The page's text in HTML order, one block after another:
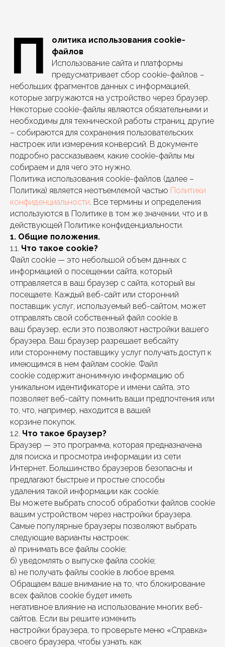
П
олитика использования cookie-
файлов
Использование сайта и платформы
предусматривает сбор cookie-файлов –
небольших фрагментов данных с информацией,
которые загружаются на устройство через браузер.
Некоторые cookie-файлы являются обязательными и
необходимы для технической работы страниц, другие
– собираются для сохранения пользовательских
настроек или измерения конверсий. В документе
подробно рассказываем, какие cookie-файлы мы
собираем и для чего это нужно.
Политика использования cookie-файлов (далее –
Политика) является неотъемлемой частью Политики
конфиденциальности. Все термины и определения
используются в Политике в том же значении, что и в
действующей Политике конфиденциальности.
1. Общие положения.
1.1. Что такое cookie?
Файл cookie — это небольшой объем данных с
информацией о посещении сайта, который
отправляется в ваш браузер с сайта, который вы
посещаете. Каждый веб-сайт или сторонний
поставщик услуг, используемый веб-сайтом, может
отправлять свой собственный файл cookie в
ваш браузер, если это позволяют настройки вашего
браузера. Ваш браузер разрешает вебсайту
или стороннему поставщику услуг получать доступ к
имеющимся в нем файлам cookie. Файл
cookie содержит анонимную информацию об
уникальном идентификаторе и имени сайта, это
позволяет веб-сайту помнить ваши предпочтения или
то, что, например, находится в вашей
корзине покупок.
1.2. Что такое браузер?
Браузер — это программа, которая предназначена
для поиска и просмотра информации из сети
Интернет. Большинство браузеров безопасны и
предлагают быстрые и простые способы
удаления такой информации как cookie.
Вы можете выбрать способ обработки файлов cookie
вашим устройством через настройки браузера.
Самые популярные браузеры позволяют выбрать
следующие варианты настроек:
а) принимать все файлы cookie;
б) уведомлять о выпуске файла cookie;
в) не получать файлы cookie в любое время.
Обращаем ваше внимание на то, что блокирование
всех файлов cookie будет иметь
негативное влияние на использование многих веб-
сайтов. Если вы решите изменить
настройки браузера, то проверьте меню «Справка»
своего браузера, чтобы узнать, как